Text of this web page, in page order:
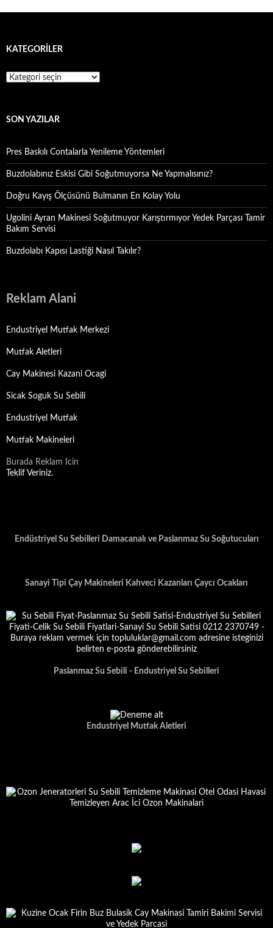
KATEGORILER
Kategoriler
SON YAZILAR
Pres Baskılı Contalarla Yenileme Yöntemleri
Buzdolabınız Eskisi Gibi Soğutmuyorsa Ne Yapmalısınız?
Doğru Kayış Ölçüsünü Bulmanın En Kolay Yolu
Ugolini Ayran Makinesi Soğutmuyor Karıştırmıyor Yedek Parçası Tamir
Bakım Servisi
Buzdolabı Kapısı Lastiği Nasıl Takılır?
Reklam Alani
Endustriyel Mutfak Merkezi
Mutfak Aletleri
Cay Makinesi Kazani Ocagi
Sicak Soguk Su Sebili
Endustriyel Mutfak
Mutfak Makineleri
Burada Reklam Icin
Teklif Veriniz.
Endüstriyel Su Sebilleri Damacanalı ve Paslanmaz Su Soğutucuları
Sanayi Tipi Çay Makineleri Kahveci Kazanları Çaycı Ocakları
Paslanmaz Su Sebili - Endustriyel Su Sebilleri
Endustriyel Mutfak Aletleri